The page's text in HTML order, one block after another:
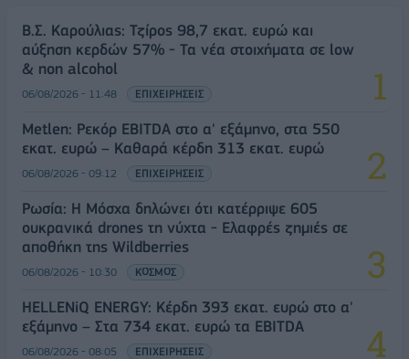
Β.Σ. Καρούλιας: Τζίρος 98,7 εκατ. ευρώ και
αύξηση κερδών 57% - Τα νέα στοιχήματα σε low
& non alcohol
06/08/2026 - 11:48 ΕΠΙΧΕΙΡΗΣΕΙΣ
Metlen: Ρεκόρ EBITDA στο α' εξάμηνο, στα 550
εκατ. ευρώ – Καθαρά κέρδη 313 εκατ. ευρώ
06/08/2026 - 09:12 ΕΠΙΧΕΙΡΗΣΕΙΣ
Ρωσία: Η Μόσχα δηλώνει ότι κατέρριψε 605
ουκρανικά drones τη νύχτα - Ελαφρές ζημιές σε
αποθήκη της Wildberries
06/08/2026 - 10:30 ΚΟΣΜΟΣ
HELLENiQ ENERGY: Κέρδη 393 εκατ. ευρώ στο α'
εξάμηνο – Στα 734 εκατ. ευρώ τα EBITDA
06/08/2026 - 08:05 ΕΠΙΧΕΙΡΗΣΕΙΣ